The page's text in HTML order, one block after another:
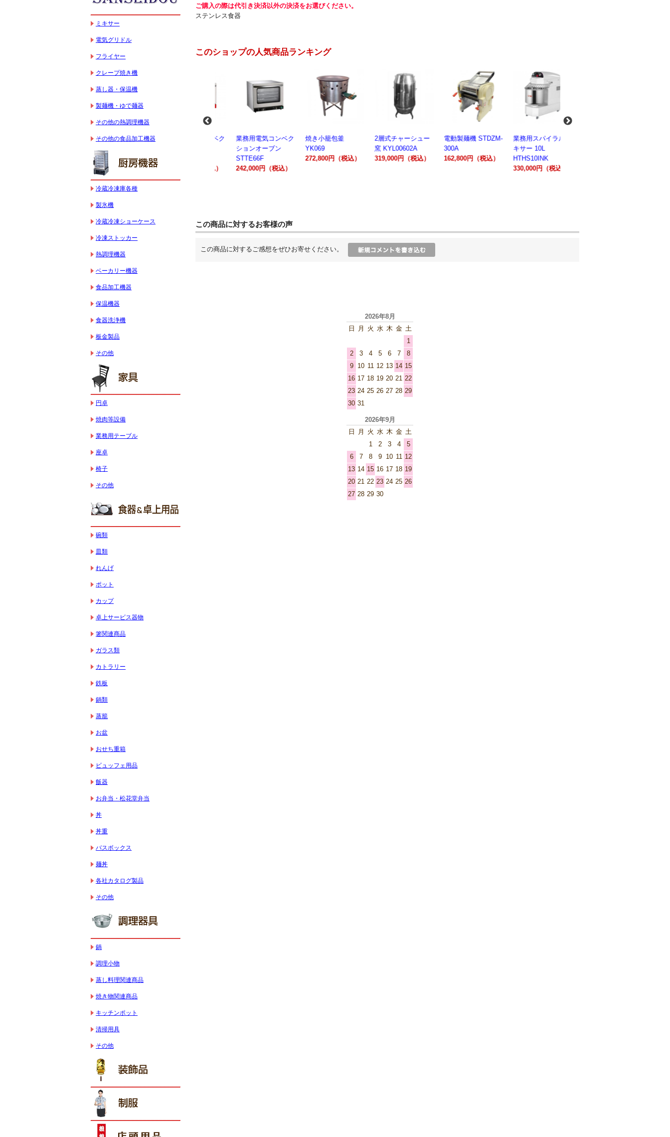
ご購入の際は代引き決済以外の決済をお選びください。
ステンレス食器
このショップの人気商品ランキング
業務用スパイラルミ
キサー 30L
HTHS30IN
595,100円（税込）
業務用電気コンベク
STTE21
184,800円（税込）
業務用電気コンベク
ションオーブン
STTE66F
242,000円（税込）
焼き小籠包釜
YK069
272,800円（税込）
2層式チャーシュー
窯 KYL00602A
319,000円（税込）
電動製麺機 STDZM-
162,800円（税込）
業務用スパイラルミ
キサー 10L
HTHS10INK
330,000円（税込）
この商品に対するお客様の声
この商品に対するご感想をぜひお寄せください。
ミキサー
電気グリドル
フライヤー
クレープ焼き機
蒸し器・保温機
製麺機・ゆで麺器
その他の熱調理機器
その他の食品加工機器
冷蔵冷凍庫各種
製氷機
冷蔵冷凍ショーケース
冷凍ストッカー
熱調理機器
ベーカリー機器
食品加工機器
保温機器
食器洗浄機
板金製品
その他
円卓
焼肉等設備
業務用テーブル
座卓
椅子
その他
碗類
皿類
れんげ
ポット
カップ
卓上サービス器物
箸関連商品
ガラス類
カトラリー
鉄板
鍋類
蒸籠
お盆
おせち重箱
ビュッフェ用品
飯器
お弁当・松花堂弁当
丼
丼重
バスボックス
麺丼
各社カタログ製品
その他
鍋
調理小物
蒸し料理関連商品
焼き物関連商品
キッチンポット
清掃用具
その他
2026年8月
日
月 火 水 木 金 土
1
2
3 4 5 6 7
8
9
10 11 12 13 14 15
16 17 18 19 20 21 22
23 24 25 26 27 28 29
30 31
2026年9月
日
月 火 水 木 金 土
1
2 3 4
5
6
7 8 9 10 11 12
13 14 15 16 17 18 19
20 21 22 23 24 25 26
27 28 29 30